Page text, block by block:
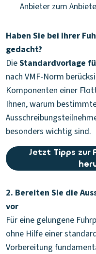
Anbieter zum
Haben Sie bei Ihrer
gedacht?
DieStandardvorlage
nach VMF-Norm
Komponenten einer
Ihnen, warum
besonders wichtig sind.
Jetzt Tipps zur
2. Bereiten Sie die
vor
Für eine gelungene
ohne Hilfe einer
Vorbereitung